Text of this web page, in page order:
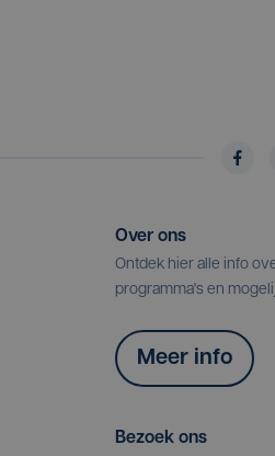
Over ons
Ontdek hier alle info
programma's en
Meer info
Bezoek ons